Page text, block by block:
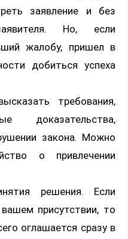
заявление и без
Но, если
жалобу, пришел в
добиться успеха
требования,
доказательства,
закона. Можно
о привлечении
решения. Если
присутствии, то
оглашается сразу в